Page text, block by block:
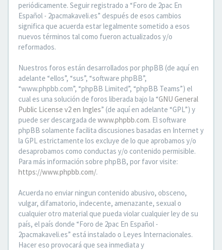
periódicamente. Seguir registrado a “Foro de 2pac En
Español - 2pacmakaveli.es” después de esos cambios
significa que acuerda estar legalmente sometido a esos
nuevos términos tal como fueron actualizados y/o
reformados.
Nuestros foros están desarrollados por phpBB (de aquí en
adelante “ellos”, “sus”, “software phpBB”,
“www.phpbb.com”, “phpBB Limited”, “phpBB Teams”) el
cual es una solución de foros liberada bajo la “GNU General
Public License v2 en Ingles” (de aquí en adelante “GPL”) y
puede ser descargada de www.phpbb.com. El software
phpBB solamente facilita discusiones basadas en Internet y
la GPL estrictamente los excluye de lo que aprobamos y/o
desaprobamos como conductas y/o contenido permisible.
Para más información sobre phpBB, por favor visite:
https://www.phpbb.com/.
Acuerda no enviar ningun contenido abusivo, obsceno,
vulgar, difamatorio, indecente, amenazante, sexual o
cualquier otro material que pueda violar cualquier ley de su
país, el país donde “Foro de 2pac En Español -
2pacmakaveli.es” está instalado o Leyes Internacionales.
Hacer eso provocará que sea inmediata y